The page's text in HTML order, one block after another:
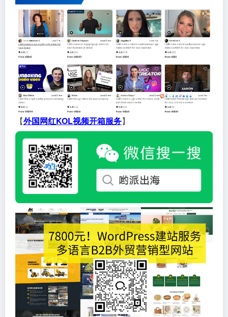
【外国网红KOL视频开箱服务】